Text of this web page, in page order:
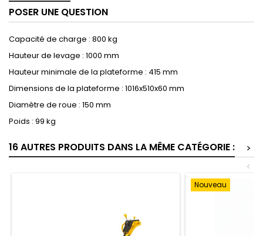
POSER UNE QUESTION
Capacité de charge : 800 kg
Hauteur de levage : 1000 mm
Hauteur minimale de la plateforme : 415 mm
Dimensions de la plateforme : 1016x510x60 mm
Diamètre de roue : 150 mm
Poids : 99 kg
16 AUTRES PRODUITS DANS LA MÊME CATÉGORIE :
>
<
Nouveau